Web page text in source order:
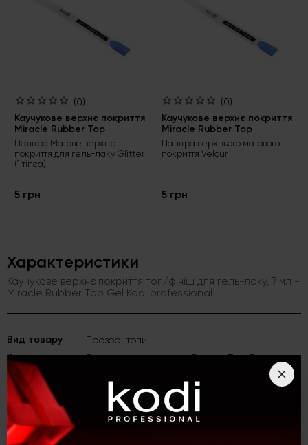
(0)
Каучукове верхнє покриття
Miracle Rubber Top
Палітра Матове верхнє
покриття для гель-лаку Glitter
(1 тіпса)
5 грн
(0)
Каучукове верхнє покриття
Miracle Rubber Top
Палітра верхнього матового
покриття Velour
5 грн
Характеристики
Каучукове верхнє покриття топ/фініш для гель-лаку, 7 мл -
Miracle Rubber Top Gel Kodi professional
Вид товару Прозорі топи
Kолекція Верхнє покриття гель Rubber Top Gel
Густина
Об'єм
Особливість Глянцеві
Колір